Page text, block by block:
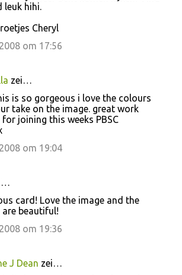
leuk hihi.
Cheryl
om 17:56
zei…
is so gorgeous i love the colours
take on the image. great work
joining this weeks PBSC
om 19:04
card! Love the image and the
are beautiful!
om 19:36
J Dean zei…